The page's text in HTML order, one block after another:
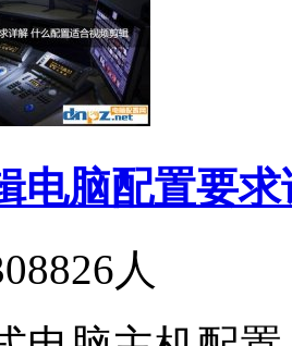
电脑配置要
人